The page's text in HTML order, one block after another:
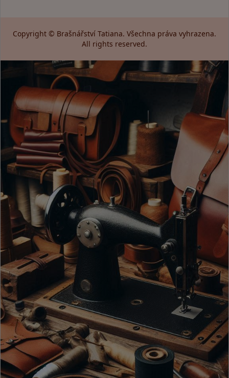
Copyright © Brašnářství Tatiana. Všechna práva vyhrazena.
All rights reserved.